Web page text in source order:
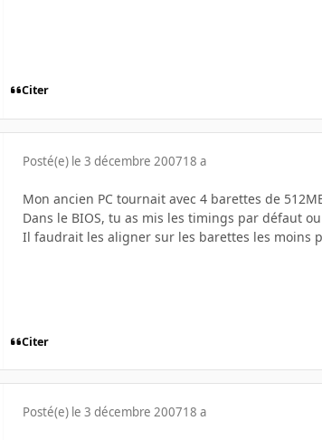
Citer
Posté(e) le 3 décembre 200718 a
Mon ancien PC tournait avec 4 barettes de
Dans le BIOS, tu as mis les timings par défaut
Il faudrait les aligner sur les barettes les moins
Citer
Posté(e) le 3 décembre 200718 a